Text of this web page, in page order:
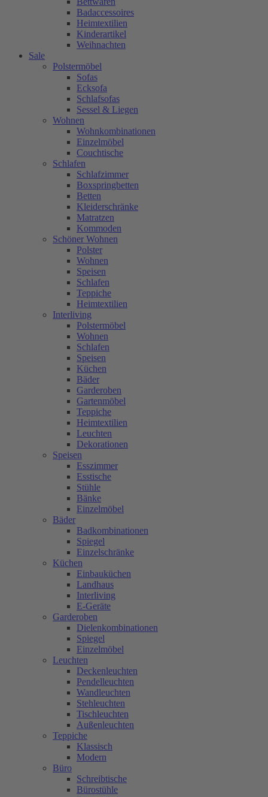
Badaccessoires
Heimtextilien
Kinderartikel
Weihnachten
Sale
Polstermöbel
Sofas
Ecksofa
Schlafsofas
Sessel & Liegen
Wohnen
Wohnkombinationen
Einzelmöbel
Couchtische
Schlafen
Schlafzimmer
Boxspringbetten
Betten
Kleiderschränke
Matratzen
Kommoden
Schöner Wohnen
Polster
Wohnen
Speisen
Schlafen
Teppiche
Heimtextilien
Interliving
Polstermöbel
Wohnen
Schlafen
Speisen
Küchen
Bäder
Garderoben
Gartenmöbel
Teppiche
Heimtextilien
Leuchten
Dekorationen
Speisen
Esszimmer
Esstische
Stühle
Bänke
Einzelmöbel
Bäder
Badkombinationen
Spiegel
Einzelschränke
Küchen
Einbauküchen
Landhaus
Interliving
E-Geräte
Garderoben
Dielenkombinationen
Spiegel
Einzelmöbel
Leuchten
Deckenleuchten
Pendelleuchten
Wandleuchten
Stehleuchten
Tischleuchten
Außenleuchten
Teppiche
Klassisch
Modern
Büro
Schreibtische
Bürostühle